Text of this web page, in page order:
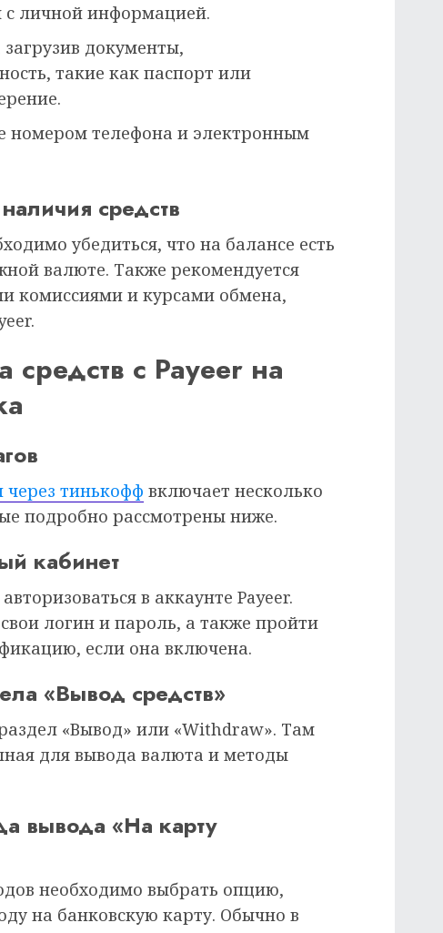
с личной информацией.
документы,
такие как паспорт или
номером телефона и электронным
средств
убедиться, что на балансе есть
валюте. Также рекомендуется
комиссиями и курсами обмена,
средств с Payeer на
через тинькофф включает несколько
подробно рассмотрены ниже.
кабинет
в аккаунте Payeer.
логин и пароль, а также пройти
если она включена.
«Вывод средств»
«Вывод» или «Withdraw». Там
для вывода валюта и методы
вывода «На карту
необходимо выбрать опцию,
на банковскую карту. Обычно в